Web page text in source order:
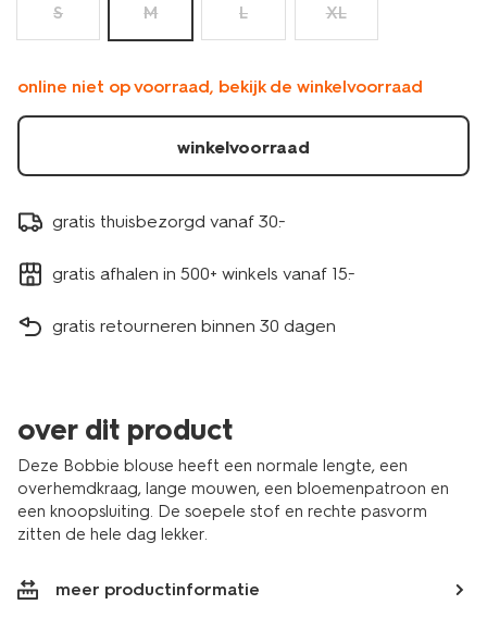
S M L XL
online niet op voorraad, bekijk de winkelvoorraad
winkelvoorraad
gratis thuisbezorgd vanaf 30.-
gratis afhalen in 500+ winkels vanaf 15.-
gratis retourneren binnen 30 dagen
over dit product
Deze Bobbie blouse heeft een normale lengte, een
overhemdkraag, lange mouwen, een bloemenpatroon en
een knoopsluiting. De soepele stof en rechte pasvorm
zitten de hele dag lekker.
meer productinformatie